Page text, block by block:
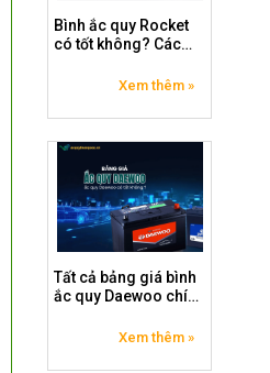
Bình ắc quy Rocket
có tốt không? Các
bán chạy nhấtXem thêm »
Tất cả bảng giá bình
ắc quy Daewoo chính
Xem thêm »